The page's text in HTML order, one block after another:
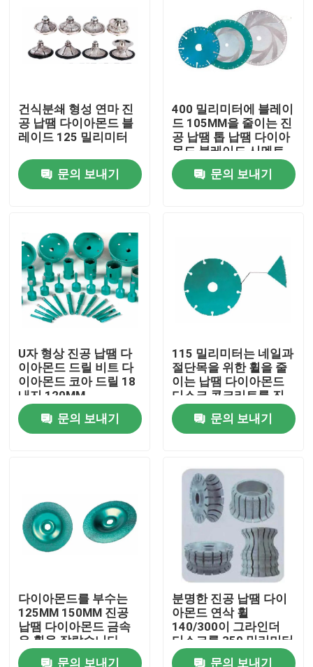
집
제품
ビデオ
우리에 대하여
공장 여행
연락주세요
인용문을 요구하세요
다이아몬드 톱날
건식분쇄 형성 연마 진
공 납땜 다이아몬드 블
레이드 125 밀리미터
문의 보내기
400 밀리미터에 블레이
드 105MM을 줄이는 진
공 납땜 톱 납땜 다이아
몬드 블레이드 시멘트
문의 보내기
U자 형상 진공 납땜 다
이아몬드 드릴 비트 다
이아몬드 코아 드릴 18
내지 120MM
문의 보내기
115 밀리미터는 네일과
절단목을 위한 휠을 줄
이는 납땜 다이아몬드
디스크 콘크리트를 진
공기기로 청소합니다
문의 보내기
다이아몬드를 부수는
125MM 150MM 진공
납땜 다이아몬드 금속
은 휠을 잘랐습니다
문의 보내기
분명한 진공 납땜 다이
아몬드 연삭 휠
140/300이 그라인더
디스크를 350 밀리미터
로 잘라줍니다
문의 보내기